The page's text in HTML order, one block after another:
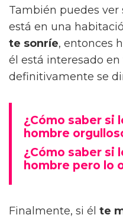
También puedes ver
está en una
te sonríe, entonces
él está interesado
definitivamente se
¿Cómo saber si
hombre
¿Cómo saber si
hombre pero lo
Finalmente, si él te